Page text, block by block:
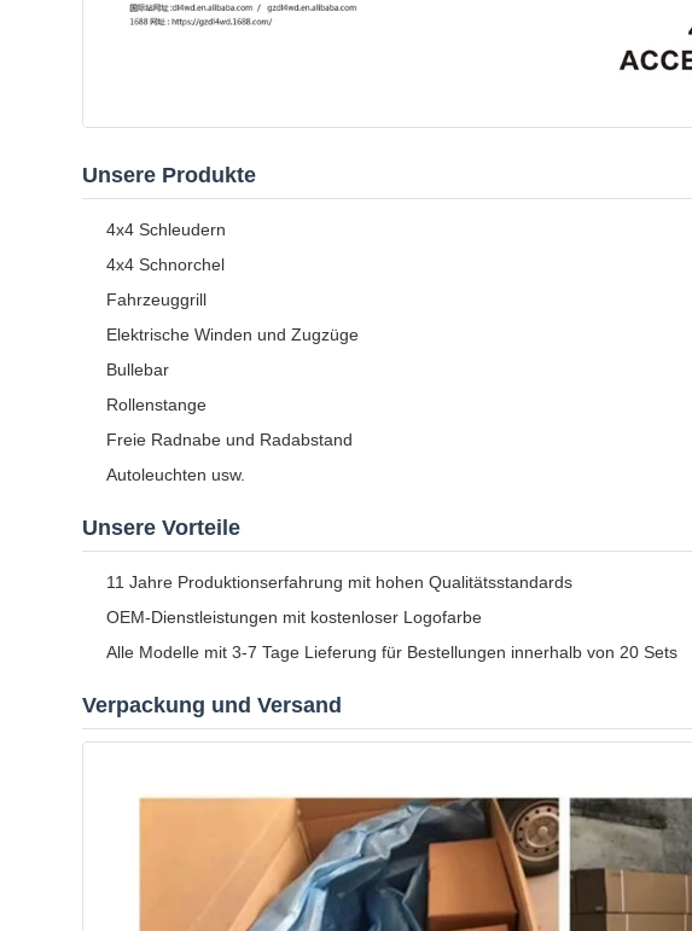
Unsere Produkte
4x4 Schleudern
4x4 Schnorchel
Fahrzeuggrill
Elektrische Winden und Zugzüge
Bullebar
Rollenstange
Freie Radnabe und Radabstand
Autoleuchten usw.
Unsere Vorteile
11 Jahre Produktionserfahrung mit hohen Qualitätsstandards
OEM-Dienstleistungen mit kostenloser Logofarbe
Alle Modelle mit 3-7 Tage Lieferung für Bestellungen innerhalb von 20 Sets
Verpackung und Versand